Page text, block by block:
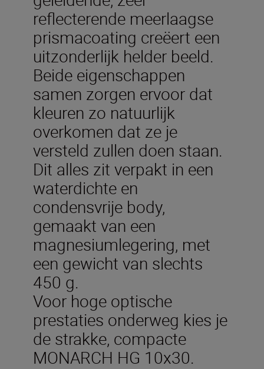
reflecterende meerlaagse
prismacoating creëert een
uitzonderlijk helder beeld.
Beide eigenschappen
samen zorgen ervoor dat
kleuren zo natuurlijk
overkomen dat ze je
versteld zullen doen staan.
Dit alles zit verpakt in een
waterdichte en
condensvrije body,
gemaakt van een
magnesiumlegering, met
een gewicht van slechts
450 g.
Voor hoge optische
prestaties onderweg kies je
de strakke, compacte
MONARCH HG 10x30.